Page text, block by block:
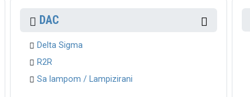
DAC
Delta Sigma
R2R
Sa lampom / Lampizirani